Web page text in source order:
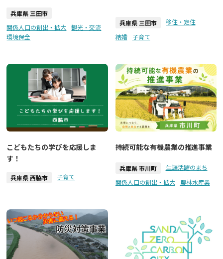
兵庫県 三田市
関係人口の創出・拡大
観光・交流
環境保全
兵庫県 三田市
移住・定住
結婚
子育て
こどもたちの学びを応援しま
す！
兵庫県 西脇市 子育て
持続可能な有機農業の推進事業
兵庫県 市川町
生涯活躍のまち
関係人口の創出・拡大
農林水産業